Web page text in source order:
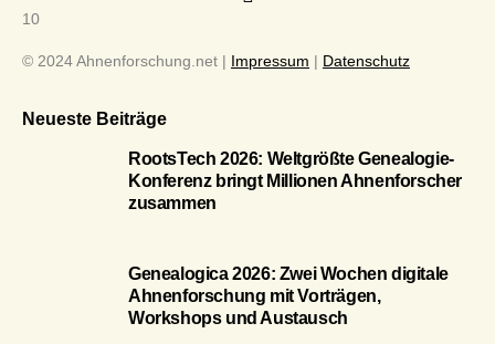
10
© 2024 Ahnenforschung.net | Impressum | Datenschutz
Neueste Beiträge
RootsTech 2026: Weltgrößte Genealogie-
Konferenz bringt Millionen Ahnenforscher
zusammen
Genealogica 2026: Zwei Wochen digitale
Ahnenforschung mit Vorträgen,
Workshops und Austausch